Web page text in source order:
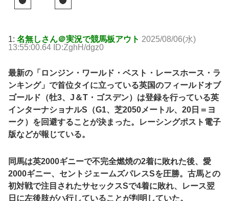
1: 名無しさん＠実況で競馬板アウト 2025/08/06(水)
13:55:00.64 ID:ZghH/dgz0
最新の「ロンジン・ワールド・ベスト・レースホース・ラ
ンキング」で首位タイに立っている英国のフィールドオブ
ゴールド（牡3、J＆T・ゴスデン）は登録を行っている英
インターナショナルS（G1、芝2050メートル、20日＝ヨ
ーク）を回避することが決まった。レーシングポスト電子
版などが報じている。
同馬は英2000ギニーで不完全燃焼の2着に敗れた後、愛
2000ギニー、セントジェームズパレスSを圧勝。古馬との
初対戦で注目されたサセックスSで4着に敗れ、レース翌
日に左後肢がハ行していることが判明していた。